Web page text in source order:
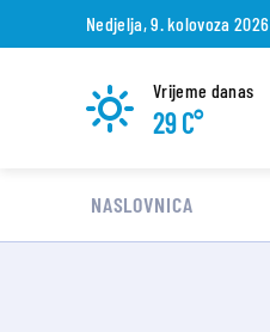
Nedjelja, 9. kolovoza 2026
Vrijeme danas
29 C°
NASLOVNICA